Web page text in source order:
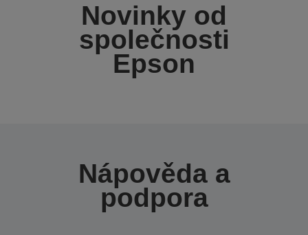
Novinky od
společnosti
Epson
Nápověda a
podpora